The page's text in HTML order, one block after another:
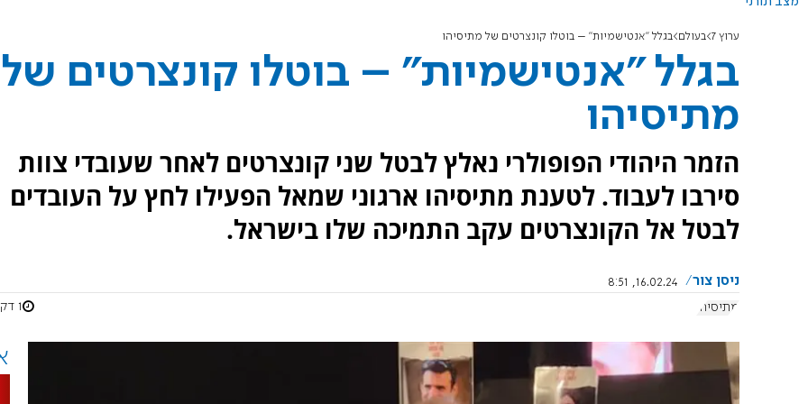
ערוץ 7 בעולם בגלל "אנטישמיות" – בוטלו קונצרטים של מתיסיהו
בגלל "אנטישמיות" – בוטלו קונצרטים של
מתיסיהו
הזמר היהודי הפופולרי נאלץ לבטל שני קונצרטים לאחר שעובדי צוות
סירבו לעבוד. לטענת מתיסיהו ארגוני שמאל הפעילו לחץ על העובדים
לבטל אל הקונצרטים עקב התמיכה שלו בישראל.
ניסן צור
16.02.24, 8:51
מתיסיהו
1 דקות